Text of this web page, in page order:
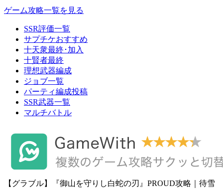
ゲーム攻略一覧を見る
SSR評価一覧
サプチケおすすめ
十天衆最終･加入
十賢者最終
理想武器編成
ジョブ一覧
パーティ編成投稿
SSR武器一覧
マルチバトル
【グラブル】『御山を守りし白蛇の刃』PROUD攻略｜待雪